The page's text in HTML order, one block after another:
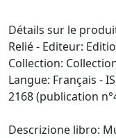
Détails sur le
Relié - Editeur:
Collection:
Langue: Français -
2168 (publication
Descrizione libro: